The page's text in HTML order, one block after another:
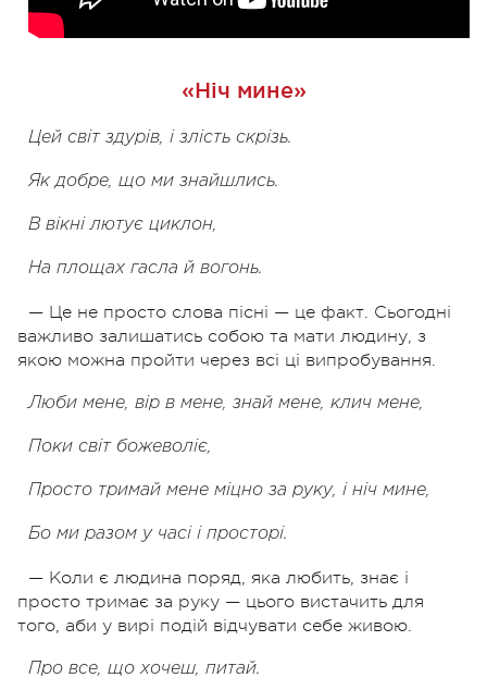
«Ніч мине»
Цей світ здурів, і злість скрізь.
Як добре, що ми знайшлись.
В вікні лютує циклон,
На площах гасла й вогонь.
— Це не просто слова пісні — це факт. Сьогодні
важливо залишатись собою та мати людину, з
якою можна пройти через всі ці випробування.
Люби мене, вір в мене, знай мене, клич мене,
Поки світ божеволіє,
Просто тримай мене міцно за руку, і ніч мине,
Бо ми разом у часі і просторі.
— Коли є людина поряд, яка любить, знає і
просто тримає за руку — цього вистачить для
того, аби у вирі подій відчувати себе живою.
Про все, що хочеш, питай.